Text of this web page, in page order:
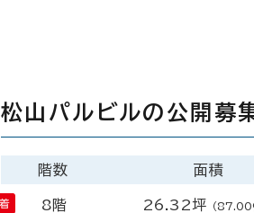
松山パルビルの公開募
階数 面積
8階 26.32坪 （